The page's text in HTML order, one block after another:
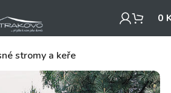
0
stromy a keře